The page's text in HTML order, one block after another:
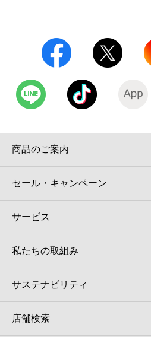
学び・教育
宅配ロッカー（店舗限定）
自転車シェアリング（店舗限定）
モバイルバッテリーシェアリング（
モバイルWi-Fiバッテリーシェアリン
荷物預かりサービス「ecbocloakエ
パウダースペース ラブン（店舗限定）
ソフトバンクギフト
セブン-イレブンの横顔
セブン-イレブンの歴史
商品のご案内
セール・キャンペーン
サービス
私たちの取組み
サステナビリティ
店舗検索